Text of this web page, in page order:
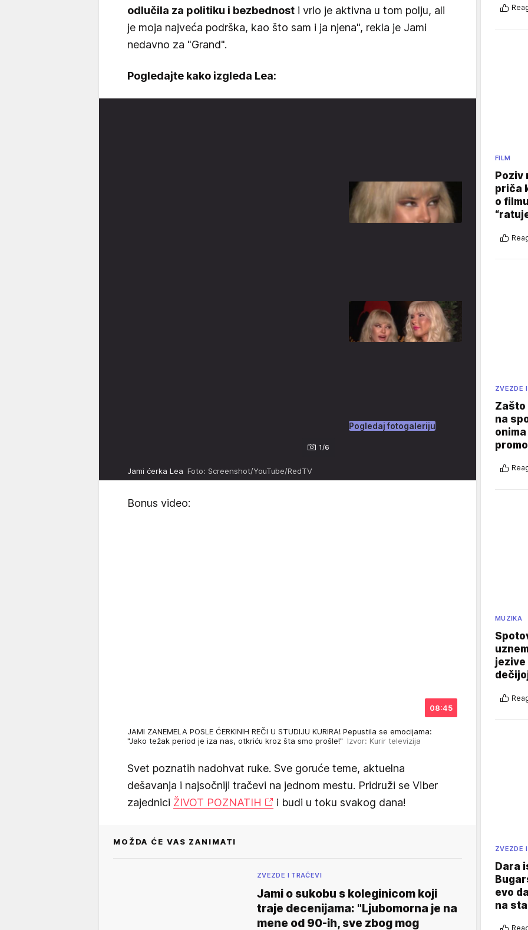
odlučila za politiku i bezbednost i vrlo je aktivna u tom polju, ali
je moja najveća podrška, kao što sam i ja njena", rekla je Jami
nedavno za "Grand".
Pogledajte kako izgleda Lea:
1/6
Pogledaj fotogaleriju
Jami ćerka Lea Foto: Screenshot/YouTube/RedTV
Bonus video:
08:45
JAMI ZANEMELA POSLE ĆERKINIH REČI U STUDIJU KURIRA! Pepustila se emocijama:
"Jako težak period je iza nas, otkriću kroz šta smo prošle!" Izvor: Kurir televizija
Svet poznatih nadohvat ruke. Sve goruće teme, aktuelna
dešavanja i najsočniji tračevi na jednom mestu. Pridruži se Viber
zajednici ŽIVOT POZNATIH i budi u toku svakog dana!
MOŽDA ĆE VAS ZANIMATI
ZVEZDE I TRAČEVI
Jami o sukobu s koleginicom koji
traje decenijama: "Ljubomorna je na
mene od 90-ih, sve zbog mog
FILM
Poziv
priča
o
ZVEZDE
Zašto
na
MUZIKA
jezive
ZVEZDE
Dara
evo
na